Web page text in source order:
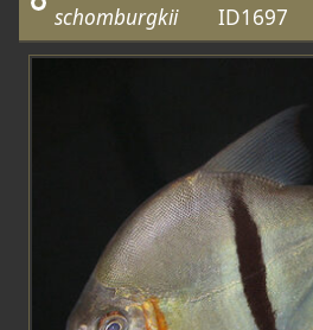
schomburgkiiID1697